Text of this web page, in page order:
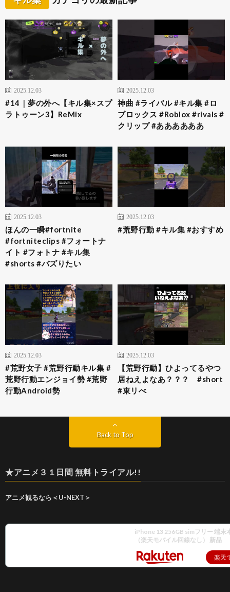
2025.12.03
#14｜夢の外へ【キル集×スプ
ラトゥーン3】ReMix
2025.12.03
神曲 #ライバル #キル集 #ロ
ブロックス #Roblox #rivals #
クリップ #ああああああ
2025.12.03
ほんの一瞬#fortnite
#fortniteclips #フォートナ
イト #フォトナ #キル集
#shorts #バズりたい
2025.12.03
#荒野行動 #キル集 #おすすめ
2025.12.03
#荒野女子 #荒野行動キル集 #
荒野行動エンジョイ勢 #荒野
行動Android勢
2025.12.03
【荒野行動】ひよってるやつ
居ねえよなあ？？？ #short
#東リべ
Back to Top
★アニメ３１日間 無料トライアル!!
アニメ観るなら＜U-NEXT＞
iPhone 13 256GB simフリー 端末
（楽天モバイル回線なし） 新品
楽天